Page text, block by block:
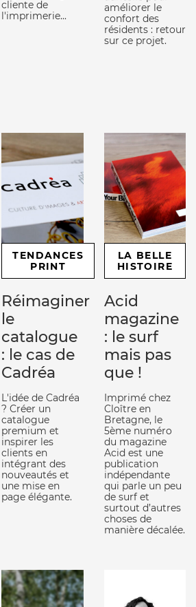
cliente de
l'imprimerie...
améliorer le
confort des
résidents : retour
sur ce projet.
TENDANCES
PRINT
Réimaginer
le
catalogue
: le cas de
Cadréa
L'idée de Cadréa
? Créer un
catalogue
premium et
inspirer les
clients en
intégrant des
nouveautés et
une mise en
page élégante.
LA BELLE
HISTOIRE
Acid
magazine
: le surf
mais pas
que !
Imprimé chez
Cloître en
Bretagne, le
5ème numéro
du magazine
Acid est une
publication
indépendante
qui parle un peu
de surf et
surtout d’autres
choses de
manière décalée.